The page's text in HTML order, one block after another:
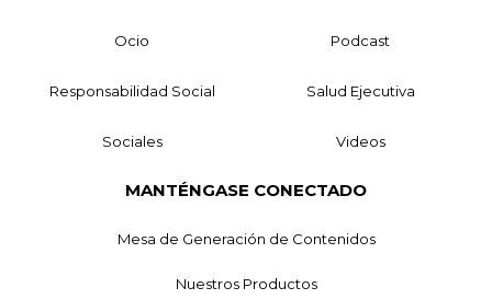
Ocio Podcast
Responsabilidad Social Salud Ejecutiva
Sociales Videos
MANTÉNGASE CONECTADO
Mesa de Generación de Contenidos
Nuestros Productos